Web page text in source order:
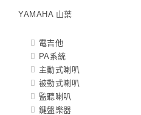
YAMAHA 山葉
電吉他
PA系統
主動式喇叭
被動式喇叭
監聽喇叭
鍵盤樂器